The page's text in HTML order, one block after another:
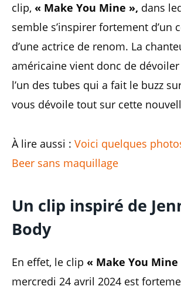
clip, « Make You Mine », dans
semble s’inspirer fortement d’un
d’une actrice de renom. La
américaine vient donc de
l’un des tubes qui a fait le buzz
vous dévoile tout sur cette
À lire aussi : Voici quelques
Beer sans maquillage
Un clip inspiré de
Body
En effet, le clip « Make You Mine
mercredi 24 avril 2024 est